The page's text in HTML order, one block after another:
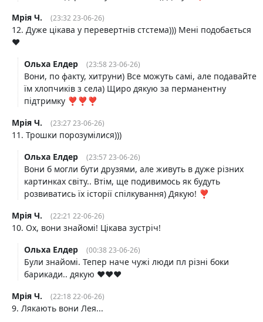
Мрія Ч.
(23:32 23-06-26)
12. Дуже цікава у перевертнів стстема))) Мені подобається
❤️
Ольха Елдер
(23:58 23-06-26)
Вони, по факту, хитруни) Все можуть самі, але подавайте
їм хлопчиків з села) Щиро дякую за перманентну
підтримку ❣️❣️❣️
Мрія Ч.
(23:27 23-06-26)
11. Трошки порозумілися)))
Ольха Елдер
(23:57 23-06-26)
Вони б могли бути друзями, але живуть в дуже різних
картинках світу.. Втім, ще подивимось як будуть
розвиватись їх історії спілкування) Дякую! ❣️
Мрія Ч.
(22:21 22-06-26)
10. Ох, вони знайомі! Цікава зустріч!
Ольха Елдер
(00:38 23-06-26)
Були знайомі. Тепер наче чужі люди пл різні боки
барикади.. дякую ♥️♥️♥️
Мрія Ч.
(22:18 22-06-26)
9. Лякають вони Лея...